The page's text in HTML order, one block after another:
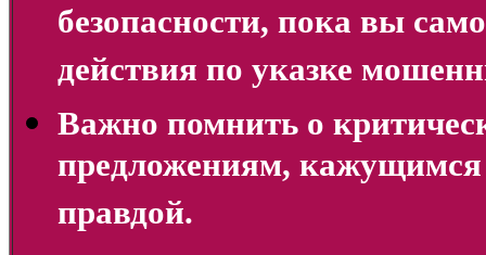
безопасности, пока вы
действия по указке
Важно помнить о
предложениям,
правдой.